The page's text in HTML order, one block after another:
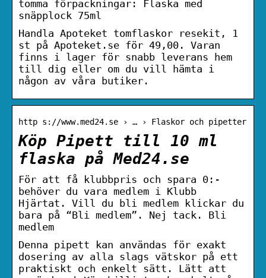
tomma förpackningar: Flaska med
snäpplock 75ml
Handla Apoteket tomflaskor resekit, 1
st på Apoteket.se för 49,00. Varan
finns i lager för snabb leverans hem
till dig eller om du vill hämta i
någon av våra butiker.
http s://www.med24.se › … › Flaskor och pipetter
Köp Pipett till 10 ml
flaska på Med24.se
För att få klubbpris och spara 0:-
behöver du vara medlem i Klubb
Hjärtat. Vill du bli medlem klickar du
bara på “Bli medlem”. Nej tack. Bli
medlem
Denna pipett kan användas för exakt
dosering av alla slags vätskor på ett
praktiskt och enkelt sätt. Lätt att